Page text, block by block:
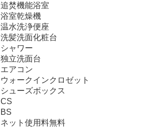
追焚機能浴室
浴室乾燥機
温水洗浄便座
洗髪洗面化粧台
シャワー
独立洗面台
エアコン
ウォークインクロゼット
シューズボックス
CS
BS
ネット使用料無料